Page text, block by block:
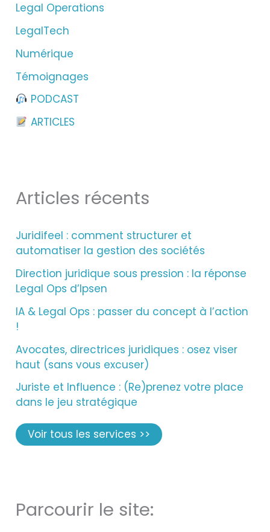
r
:
Legal Operations
LegalTech
Numérique
Témoignages
PODCAST
ARTICLES
Articles récents
Juridifeel : comment structurer et
automatiser la gestion des sociétés
Direction juridique sous pression : la réponse
Legal Ops d’Ipsen
IA & Legal Ops : passer du concept à l’action
!
Avocates, directrices juridiques : osez viser
haut (sans vous excuser)
Juriste et Influence : (Re)prenez votre place
dans le jeu stratégique
Voir tous les services >>
Parcourir le site: